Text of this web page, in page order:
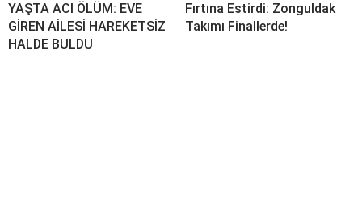
YAŞTA ACI ÖLÜM: EVE
GİREN AİLESİ HAREKETSİZ
HALDE BULDU
Fırtına Estirdi: Zonguldak
Takımı Finallerde!